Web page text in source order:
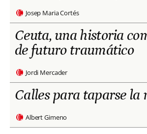
Josep Maria Cortés
Ceuta, una historia
de futuro traumático
Jordi Mercader
Calles para taparse la
Albert Gimeno